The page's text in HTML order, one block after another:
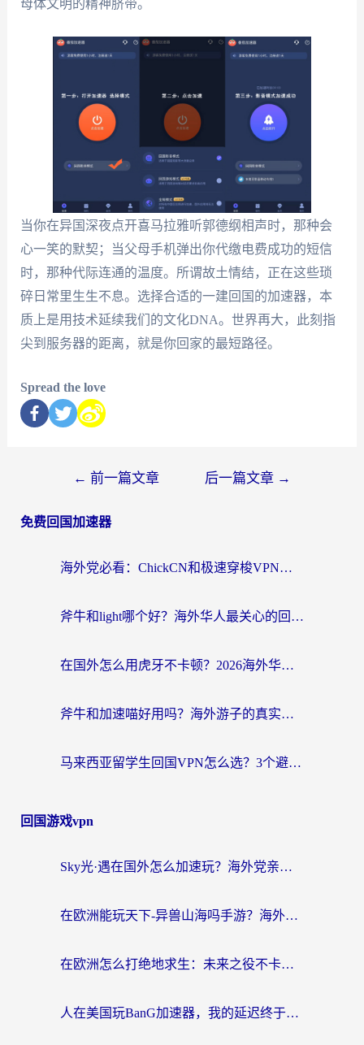
母体文明的精神脐带。
当你在异国深夜点开喜马拉雅听郭德纲相声时，那种会
心一笑的默契；当父母手机弹出你代缴电费成功的短信
时，那种代际连通的温度。所谓故土情结，正在这些琐
碎日常里生生不息。选择合适的一建回国的加速器，本
质上是用技术延续我们的文化DNA。世界再大，此刻指
尖到服务器的距离，就是你回家的最短路径。
Spread the love
← 前一篇文章 后一篇文章 →
免费回国加速器
海外党必看：ChickCN和极速穿梭VPN好用吗？3招教你选对回国加速器无缝刷国内资源
斧牛和light哪个好？海外华人最关心的回国加速器选择难题，一篇讲透
在国外怎么用虎牙不卡顿？2026海外华人亲测有效的回国加速器选择指南
斧牛和加速喵好用吗？海外游子的真实选择困境
马来西亚留学生回国VPN怎么选？3个避坑点+1款实测好用的加速器推荐
回国游戏vpn
Sky光·遇在国外怎么加速玩？海外党亲测有效的国服游戏加速指南
在欧洲能玩天下-异兽山海吗手游？海外玩家的加速器生存指南
在欧洲怎么打绝地求生：未来之役不卡？留学生亲测的加速器避坑指南
人在美国玩BanG加速器，我的延迟终于绿了